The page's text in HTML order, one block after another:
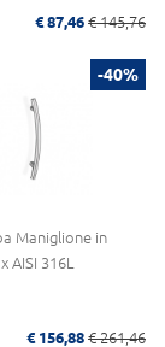
€ 87,46 € 145,76
-40%
Maniglione in
AISI 316L
€ 156,88 € 261,46